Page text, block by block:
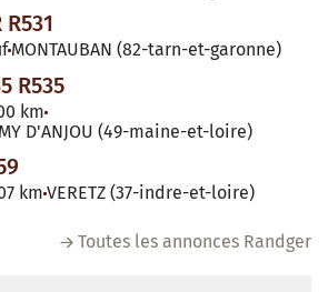
MONTAUBAN (82-tarn-et-garonne)
R535
km
D'ANJOU (49-maine-et-loire)
km VERETZ (37-indre-et-loire)
Toutes les annonces Randger